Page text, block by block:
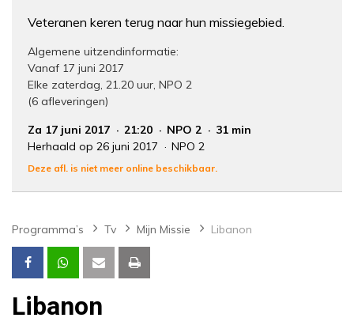
Veteranen keren terug naar hun missiegebied.
Algemene uitzendinformatie:
Vanaf 17 juni 2017
Elke zaterdag, 21.20 uur, NPO 2
(6 afleveringen)
Za 17 juni 2017
21:20 NPO 2
31 min
Herhaald op 26 juni 2017
NPO 2
Deze afl. is niet meer online beschikbaar.
Programma’s Tv Mijn Missie Libanon
Libanon